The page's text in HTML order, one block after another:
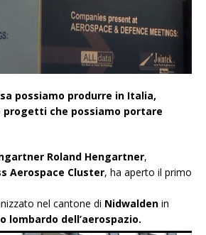
possiamo produrre in Italia,
progetti che possiamo portare
Roland Hengartner,
Aerospace Cluster, ha aperto il primo
nel cantone di Nidwalden in
lombardo dell’aerospazio.